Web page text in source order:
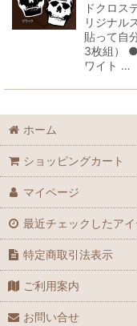
ドクロス
リジナル
貼って自
3枚組）
ワイト …
ホーム
ショッピングカート
マイページ
最近チェックしたアイ
特定商取引法表示
ご利用案内
お問い合せ